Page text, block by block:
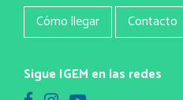
Cómo llegar
Contacto
Sigue IGEM en las redes